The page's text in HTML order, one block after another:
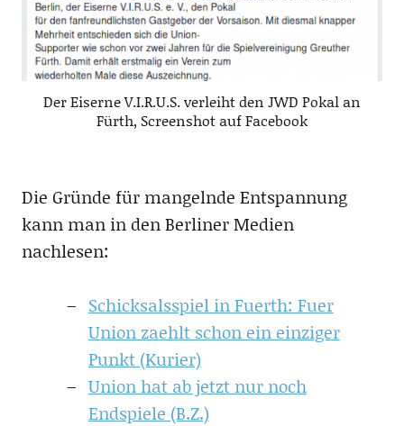
Der Eiserne V.I.R.U.S. verleiht den JWD Pokal an
Fürth, Screenshot auf Facebook
Die Gründe für mangelnde Entspannung
kann man in den Berliner Medien
nachlesen:
Schicksalsspiel in Fuerth: Fuer
Union zaehlt schon ein einziger
Punkt (Kurier)
Union hat ab jetzt nur noch
Endspiele (B.Z.)